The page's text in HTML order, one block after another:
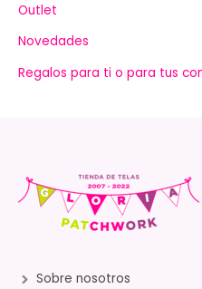
Outlet
Novedades
Regalos para ti o para tus
Sobre nosotros